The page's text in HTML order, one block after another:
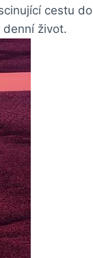
cestu do
denní život.